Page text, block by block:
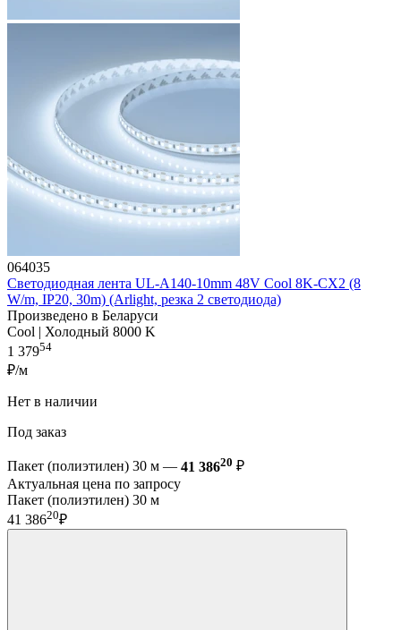
064035
Светодиодная лента UL-A140-10mm 48V Cool 8K-CX2 (8
W/m, IP20, 30m) (Arlight, резка 2 светодиода)
Произведено в Беларуси
Cool | Холодный 8000 K
1 37954
₽/м
Нет в наличии
Под заказ
Пакет (полиэтилен) 30 м — 41 38620 ₽
Актуальная цена по запросу
Пакет (полиэтилен) 30 м
41 38620₽